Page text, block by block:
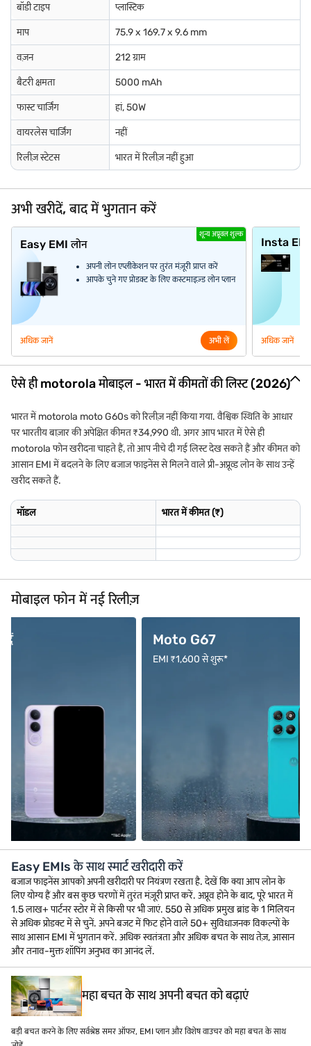
बॉडी टाइप प्लास्टिक
माप 75.9 x 169.7 x 9.6 mm
वज़न 212 ग्राम
बैटरी क्षमता 5000 mAh
फास्ट चार्जिंग हां, 50W
वायरलेस चार्जिंग नहीं
रिलीज़ स्टेटस भारत में रिलीज़ नहीं हुआ
अभी खरीदें, बाद में भुगतान करें
शून्य अप्रूवल शुल्क
Easy EMI लोन
अपनी लोन एप्लीकेशन पर तुरंत मंज़ूरी प्राप्त करें
आपके चुने गए प्रोडक्ट के लिए कस्टमाइज़्ड लोन प्लान
अधिक जानें अभी लें
Insta
अधिक जानें
ऐसे ही motorola मोबाइल - भारत में कीमतों की लिस्ट (2026)
भारत में motorola moto G60s को रिलीज़ नहीं किया गया. वैश्विक स्थिति के आधार
पर भारतीय बाज़ार की अपेक्षित कीमत ₹34,990 थी. अगर आप भारत में ऐसे ही
motorola फोन खरीदना चाहते हैं, तो आप नीचे दी गई लिस्ट देख सकते हैं और कीमत को
आसान EMI में बदलने के लिए बजाज फाइनेंस से मिलने वाले प्री-अप्रूव्ड लोन के साथ उन्हें
खरीद सकते हैं.
मॉडल भारत में कीमत (₹)
मोबाइल फोन में नई रिलीज़
Easy EMIs के साथ स्मार्ट खरीदारी करें
बजाज फाइनेंस आपको अपनी खरीदारी पर नियंत्रण रखता है. देखें कि क्या आप लोन के
लिए योग्य हैं और बस कुछ चरणों में तुरंत मंज़ूरी प्राप्त करें. अप्रूव होने के बाद, पूरे भारत में
1.5 लाख+ पार्टनर स्टोर में से किसी पर भी जाएं. 550 से अधिक प्रमुख ब्रांड के 1 मिलियन
से अधिक प्रोडक्ट में से चुनें. अपने बजट में फिट होने वाले 50+ सुविधाजनक विकल्पों के
साथ आसान EMI में भुगतान करें. अधिक स्वतंत्रता और अधिक बचत के साथ तेज़, आसान
और तनाव-मुक्त शॉपिंग अनुभव का आनंद लें.
महा बचत के साथ अपनी बचत को बढ़ाएं
बड़ी बचत करने के लिए सर्वश्रेष्ठ समर ऑफर, EMI प्लान और विशेष वाउचर को महा बचत के साथ